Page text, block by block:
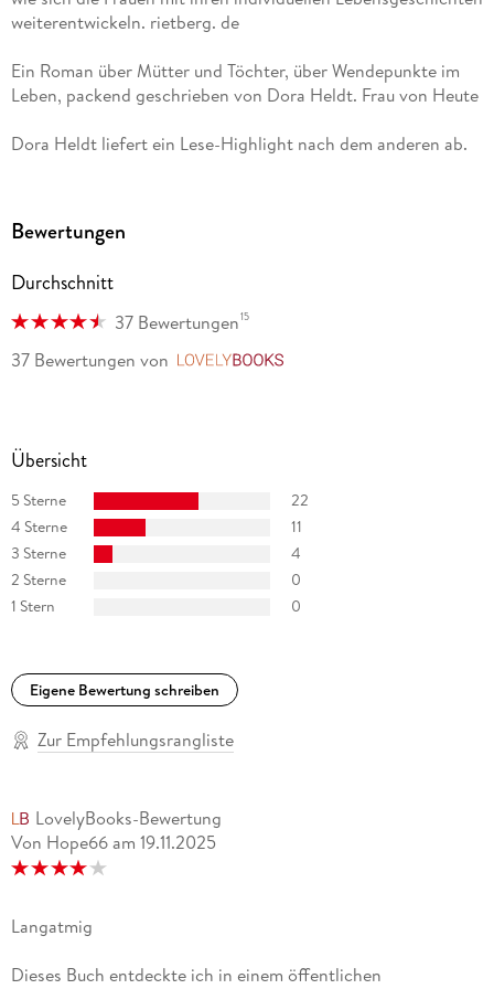
weiterentwickeln. rietberg. de
Ein Roman über Mütter und Töchter, über Wendepunkte im
Leben, packend geschrieben von Dora Heldt. Frau von Heute
Dora Heldt liefert ein Lese-Highlight nach dem anderen ab.
einzig mit der Kraft ihrer Erinnerung der Weg in die Zukunft
gelingen kann. Neue Woche
Eine literarische Erfolgsgeschichte geht weiter! Glücksrevue
Bewertungen
Durchschnitt
37 Bewertungen15
37 Bewertungen von
Übersicht
5 Sterne
22
4 Sterne
11
3 Sterne
4
2 Sterne
0
1 Stern
0
Eigene Bewertung schreiben
Zur Empfehlungsrangliste
LovelyBooks-Bewertung
Von Hope66 am 19.11.2025
Langatmig
Dieses Buch entdeckte ich in einem öffentlichen